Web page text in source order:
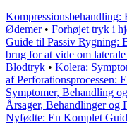
Ødemer• Forhøjet tryk i
Guide til Passiv Rygning:
brug for at vide om
Blodtryk • Kolera:
af Perforationsprocessen:
Symptomer, Behandling
Årsager, Behandlinger og
Nyfødte: En Komplet